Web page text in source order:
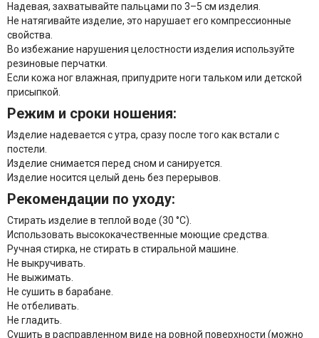
Надевая, захватывайте пальцами по 3–5 см изделия.
Не натягивайте изделие, это нарушает его компрессионные
свойства.
Во избежание нарушения целостности изделия используйте
резиновые перчатки.
Если кожа ног влажная, припудрите ноги тальком или детской
присыпкой.
Режим и сроки ношения:
Изделие надевается с утра, сразу после того как встали с
постели.
Изделие снимается перед сном и санируется.
Изделие носится целый день без перерывов.
Рекомендации по уходу:
Стирать изделие в теплой воде (30 °С).
Использовать высококачественные моющие средства.
Ручная стирка, не стирать в стиральной машине.
Не выкручивать.
Не выжимать.
Не сушить в барабане.
Не отбеливать.
Не гладить.
Сушить в расправленном виде на ровной поверхности (можно